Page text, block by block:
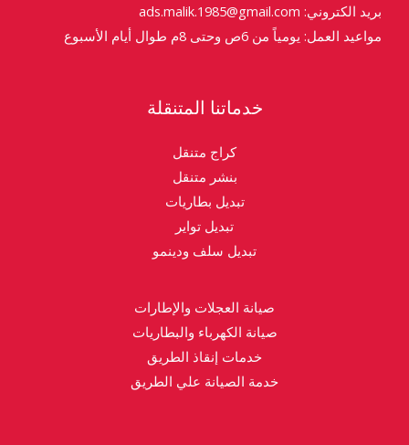
بريد الكتروني: ads.malik.1985@gmail.com
مواعيد العمل: يومياً من 6ص وحتى 8م طوال أيام الأسبوع
خدماتنا المتنقلة
كراج متنقل
بنشر متنقل
تبديل بطاريات
تبديل تواير
تبديل سلف ودينمو
صيانة العجلات والإطارات
صيانة الكهرباء والبطاريات
خدمات إنقاذ الطريق
خدمة الصيانة علي الطريق